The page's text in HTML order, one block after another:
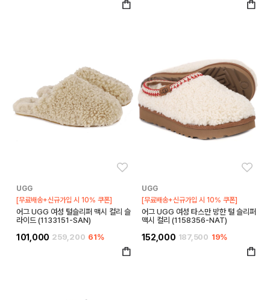
UGG
[무료배송+신규가입 시 10% 쿠폰]
어그 UGG 여성 털슬리퍼 맥시 컬리 슬
라이드 (1133151-SAN)
101,000 259,200 61%
UGG
[무료배송+신규가입 시 10% 쿠폰]
어그 UGG 여성 타스만 방한 털 슬리퍼
맥시 컬리 (1158356-NAT)
152,000 187,500 19%